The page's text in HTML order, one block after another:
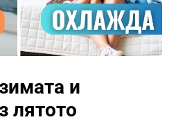
и
лятото